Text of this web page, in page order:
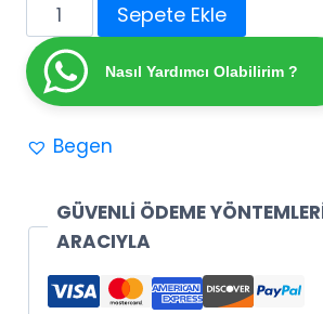
-
Kına
-
-
Davetiyesi
adet
Sepete Ekle
Nasıl Yardımcı Olabilirim ?
Begen
GÜVENLİ ÖDEME
ARACIYLA